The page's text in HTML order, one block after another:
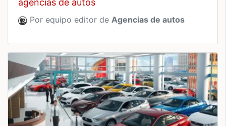
agencias de autos
Por equipo editor de Agencias de autos